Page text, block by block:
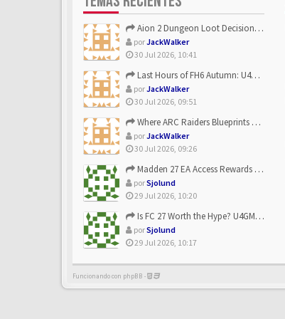
Aion 2 Dungeon Loot Decisions: Smarter Runs With U4N
porJackWalker
30 Jul 2026, 10:41
Last Hours of FH6 Autumn: U4N and the Best Rewards to Grab
porJackWalker
30 Jul 2026, 09:51
Where ARC Raiders Blueprints Come From and How U4N Can Help
porJackWalker
30 Jul 2026, 09:26
Madden 27 EA Access Rewards Explained | U4GM Early Game Surv...
porSjolund
29 Jul 2026, 10:20
Is FC 27 Worth the Hype? U4GM Breaks Down Every Major Reveal
porSjolund
29 Jul 2026, 10:17
Funcionando con phpBB -